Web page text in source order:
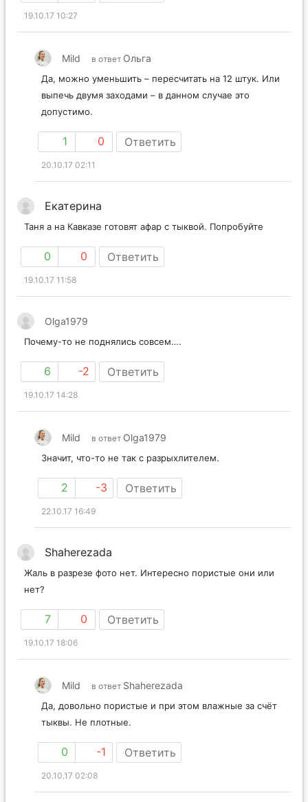
19.10.17 10:27
Mild в ответ Ольга
Да, можно уменьшить – пересчитать на 12 штук. Или
выпечь двумя заходами – в данном случае это
допустимо.
1 0 Ответить
20.10.17 02:11
Екатерина
Таня а на Кавказе готовят афар с тыквой. Попробуйте
0 0 Ответить
19.10.17 11:58
Olga1979
Почему-то не поднялись совсем….
6 -2 Ответить
19.10.17 14:28
Mild в ответ Olga1979
Значит, что-то не так с разрыхлителем.
2 -3 Ответить
22.10.17 16:49
Shaherezada
Жаль в разрезе фото нет. Интересно пористые они или
нет?
7 0 Ответить
19.10.17 18:06
Mild в ответ Shaherezada
Да, довольно пористые и при этом влажные за счёт
тыквы. Не плотные.
0 -1 Ответить
20.10.17 02:08